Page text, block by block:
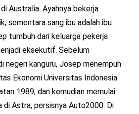
Australia. Ayahnya bekerja
sementara sang ibu adalah ibu
tumbuh dari keluarga pekerja
eksekutif. Sebelum
negeri kanguru, Josep menempuh
Ekonomi Universitas Indonesia
1989, dan kemudian memulai
di Astra, persisnya Auto2000. Di